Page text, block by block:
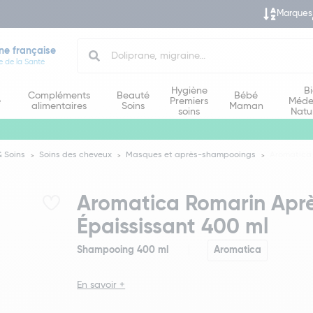
Marques
française
de la Santé
Compléments
alimentaires
Beauté
Soins
Hygiène
Premiers
soins
Bébé
Maman
Soins Soins des cheveux Masques et après-shampooings
Aromatica Romarin
Épaississant 400 ml
Shampooing 400 ml Aromatica
En savoir +